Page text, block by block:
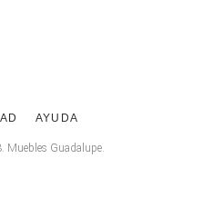
AYUDA
Guadalupe.